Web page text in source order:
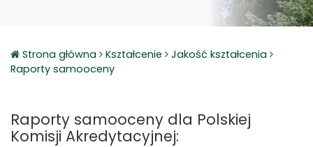
Strona główna Kształcenie
Jakość kształcenia
Raporty samooceny
Raporty samooceny dla Polskiej
Komisji Akredytacyjnej: